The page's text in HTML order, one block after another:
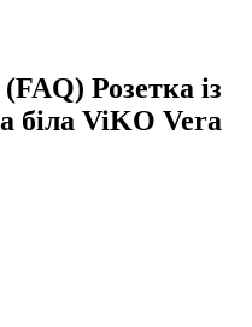
Розетка із
біла ViKO Vera